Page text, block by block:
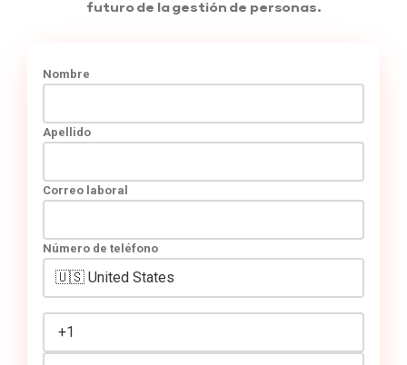
futuro de la gestión de personas.
Nombre
Apellido
Correo laboral
Número de teléfono